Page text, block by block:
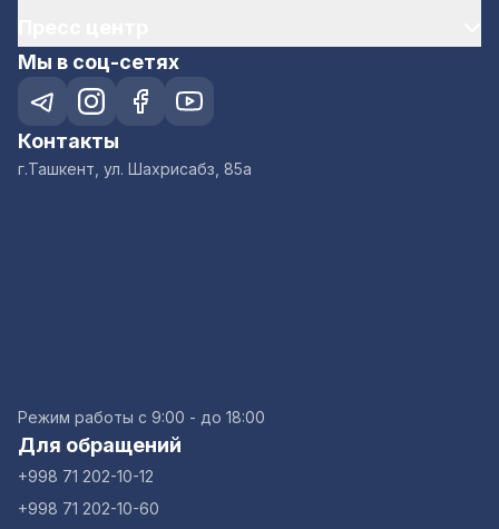
Мы в соц-сетях
Контакты
г.Ташкент, ул. Шахрисабз, 85а
Режим работы с 9:00 - до 18:00
Для обращений
+998 71 202-10-12
+998 71 202-10-60